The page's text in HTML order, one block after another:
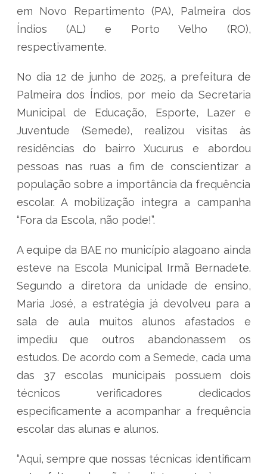
em Novo Repartimento (PA), Palmeira dos
Índios (AL) e Porto Velho (RO),
respectivamente.
No dia 12 de junho de 2025, a prefeitura de
Palmeira dos Índios, por meio da Secretaria
Municipal de Educação, Esporte, Lazer e
Juventude (Semede), realizou visitas às
residências do bairro Xucurus e abordou
pessoas nas ruas a fim de conscientizar a
população sobre a importância da frequência
escolar. A mobilização integra a campanha
“Fora da Escola, não pode!”.
A equipe da BAE no município alagoano ainda
esteve na Escola Municipal Irmã Bernadete.
Segundo a diretora da unidade de ensino,
Maria José, a estratégia já devolveu para a
sala de aula muitos alunos afastados e
impediu que outros abandonassem os
estudos. De acordo com a Semede, cada uma
das 37 escolas municipais possuem dois
técnicos verificadores dedicados
especificamente a acompanhar a frequência
escolar das alunas e alunos.
“Aqui, sempre que nossas técnicas identificam